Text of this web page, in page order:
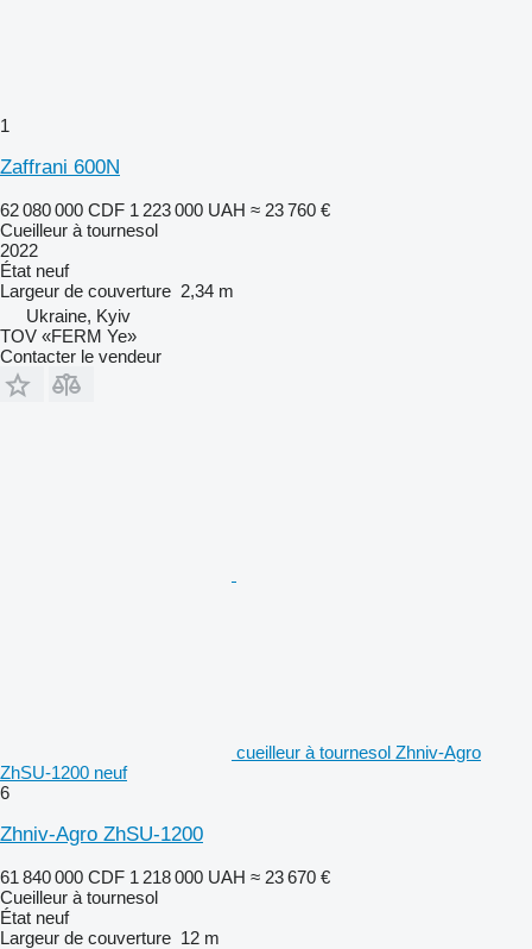
1
Zaffrani 600N
62 080 000 CDF 1 223 000 UAH ≈ 23 760 €
Cueilleur à tournesol
2022
État neuf
Largeur de couverture 2,34 m
Ukraine, Kyiv
TOV «FERM Ye»
Contacter le vendeur
cueilleur à tournesol Zhniv-Agro
ZhSU-1200 neuf
6
Zhniv-Agro ZhSU-1200
61 840 000 CDF 1 218 000 UAH ≈ 23 670 €
Cueilleur à tournesol
État neuf
Largeur de couverture 12 m